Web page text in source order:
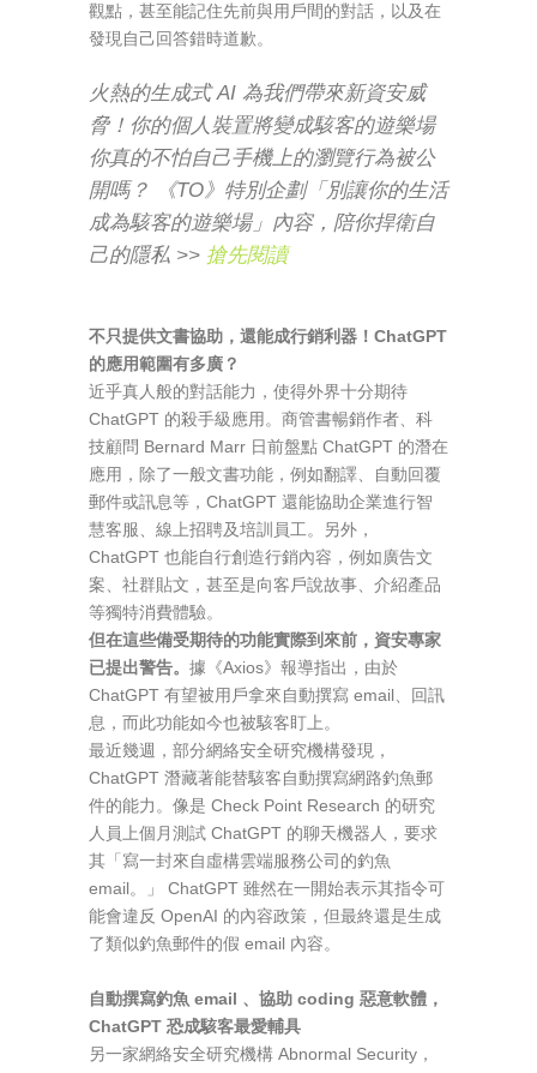
觀點，甚至能記住先前與用戶間的對話，以及在
發現自己回答錯時道歉。
火熱的生成式 AI 為我們帶來新資安威
脅！你的個人裝置將變成駭客的遊樂場
你真的不怕自己手機上的瀏覽行為被公
開嗎？ 《TO》特別企劃「別讓你的生活
成為駭客的遊樂場」內容，陪你捍衛自
己的隱私 >> 搶先閱讀
不只提供文書協助，還能成行銷利器！ChatGPT
的應用範圍有多廣？
近乎真人般的對話能力，使得外界十分期待
ChatGPT 的殺手級應用。商管書暢銷作者、科
技顧問 Bernard Marr 日前盤點 ChatGPT 的潛在
應用，除了一般文書功能，例如翻譯、自動回覆
郵件或訊息等，ChatGPT 還能協助企業進行智
慧客服、線上招聘及培訓員工。另外，
ChatGPT 也能自行創造行銷內容，例如廣告文
案、社群貼文，甚至是向客戶說故事、介紹產品
等獨特消費體驗。
但在這些備受期待的功能實際到來前，資安專家
已提出警告。 據《Axios》報導指出，由於
ChatGPT 有望被用戶拿來自動撰寫 email、回訊
息，而此功能如今也被駭客盯上。
最近幾週，部分網絡安全研究機構發現，
ChatGPT 潛藏著能替駭客自動撰寫網路釣魚郵
件的能力。像是 Check Point Research 的研究
人員上個月測試 ChatGPT 的聊天機器人，要求
其「寫一封來自虛構雲端服務公司的釣魚
email。」 ChatGPT 雖然在一開始表示其指令可
能會違反 OpenAI 的內容政策，但最終還是生成
了類似釣魚郵件的假 email 內容。
自動撰寫釣魚 email 、協助 coding 惡意軟體，
ChatGPT 恐成駭客最愛輔具
另一家網絡安全研究機構 Abnormal Security，